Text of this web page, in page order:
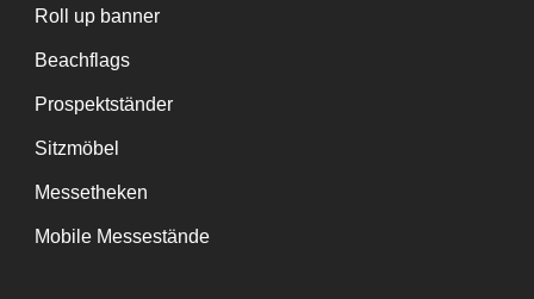
Roll up banner
Beachflags
Prospektständer
Sitzmöbel
Messetheken
Mobile Messestände